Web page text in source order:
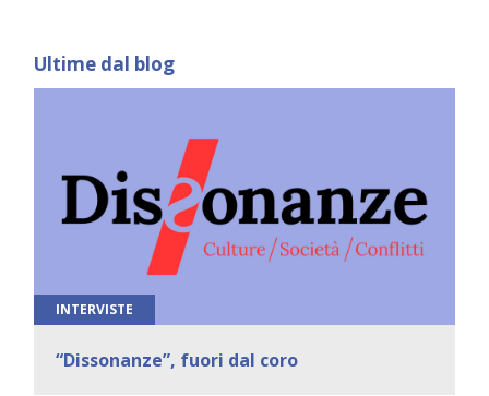
Ultime dal blog
INTERVISTE
“Dissonanze”, fuori dal coro